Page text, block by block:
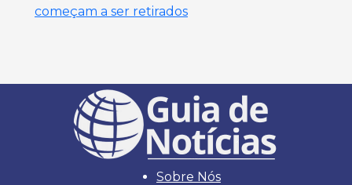
começam a ser retirados
Sobre Nós